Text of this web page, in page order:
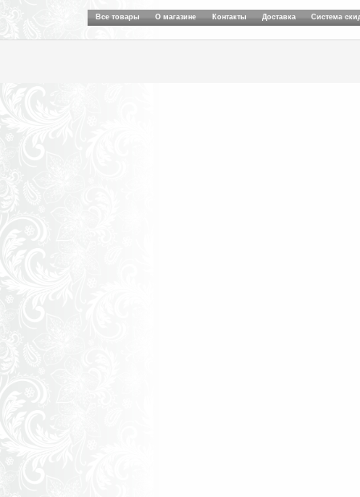
Все товары О магазине Контакты Доставка Система